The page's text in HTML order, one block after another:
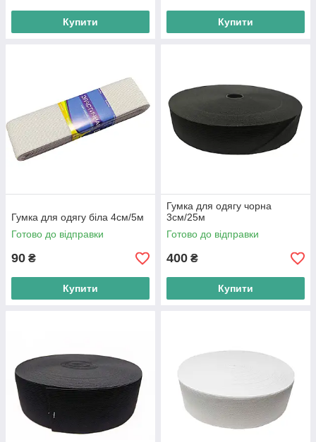
Купити Купити
Гумка для одягу біла 4см/5м
Готово до відправки
90 ₴
Купити
Гумка для одягу чорна
3см/25м
Готово до відправки
400 ₴
Купити